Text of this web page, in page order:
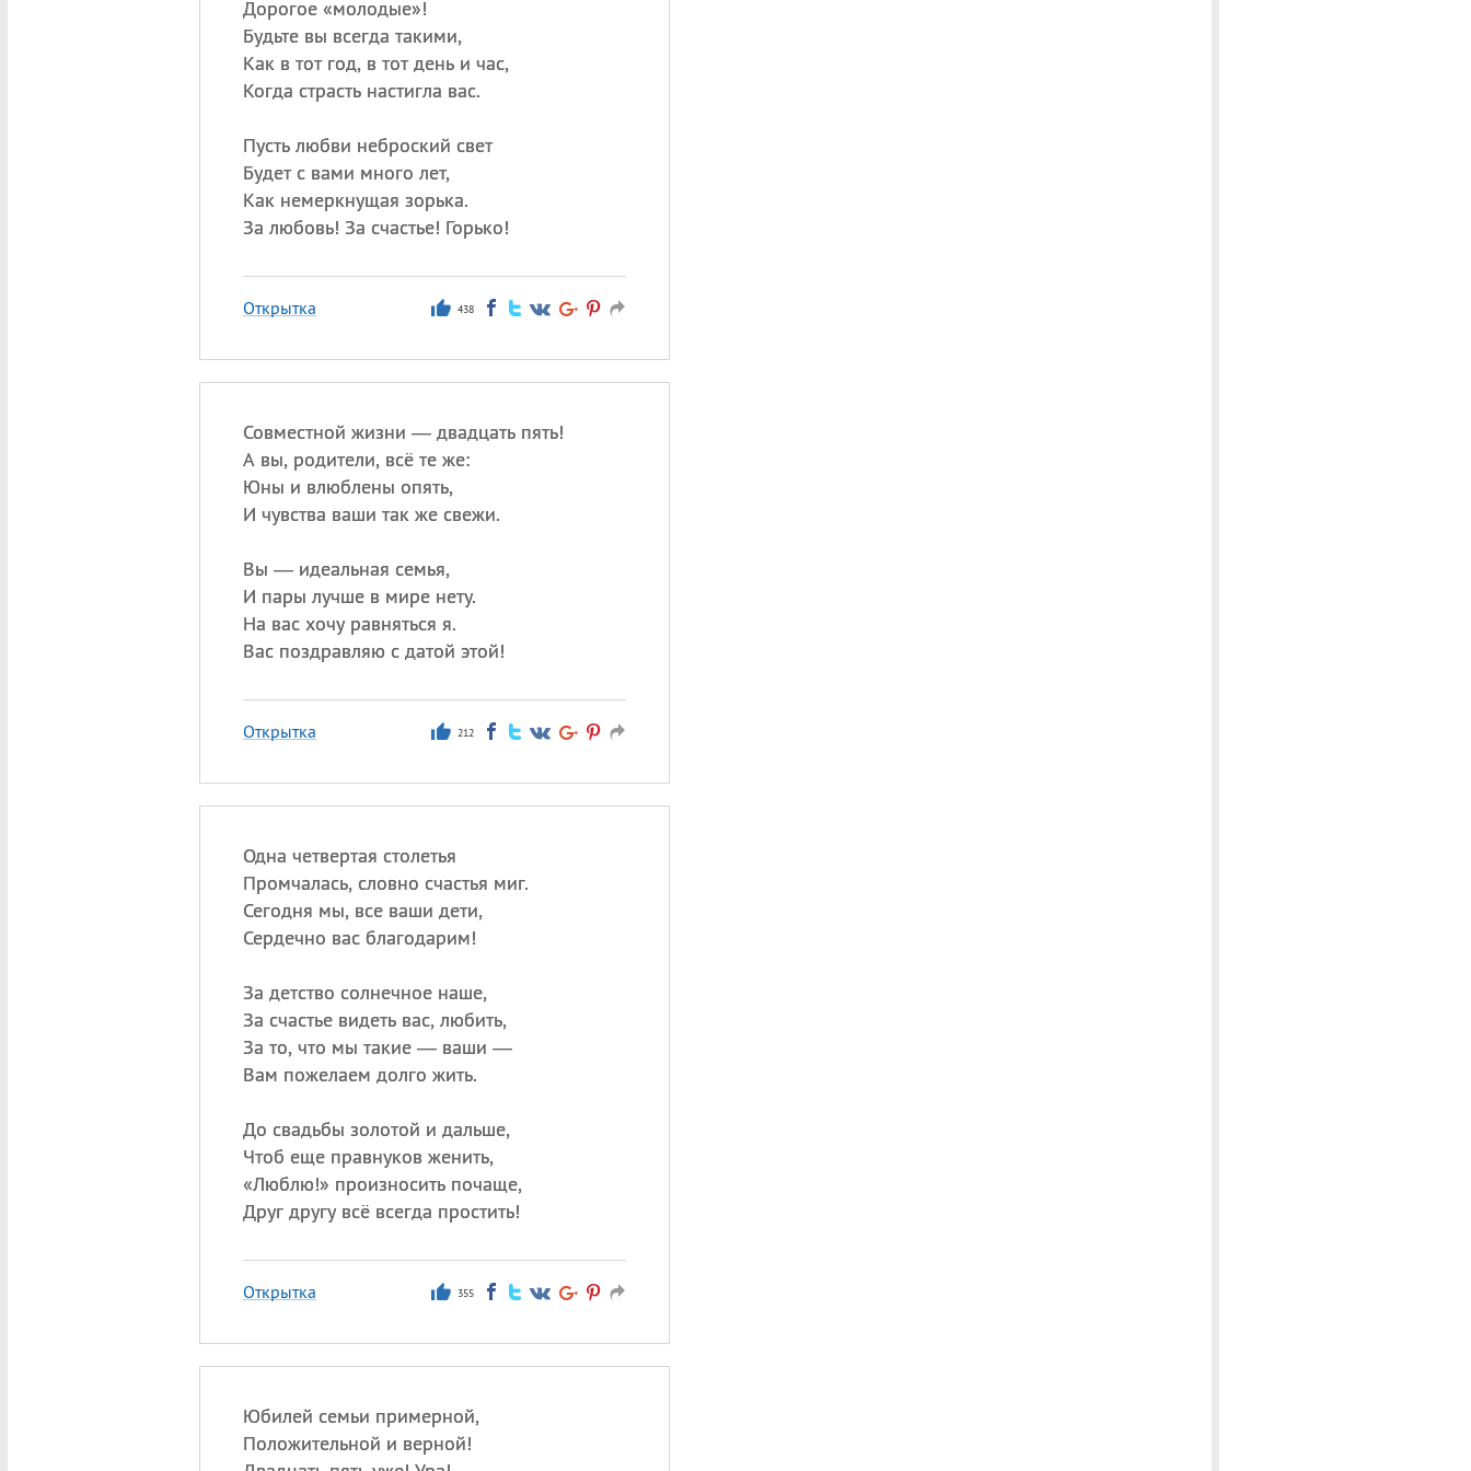
Дорогое «молодые»!
Будьте вы всегда такими,
Как в тот год, в тот день и час,
Когда страсть настигла вас.
Пусть любви неброский свет
Будет с вами много лет,
Как немеркнущая зорька.
За любовь! За счастье! Горько!
Открытка 438
Совместной жизни — двадцать пять!
А вы, родители, всё те же:
Юны и влюблены опять,
И чувства ваши так же свежи.
Вы — идеальная семья,
И пары лучше в мире нету.
На вас хочу равняться я.
Вас поздравляю с датой этой!
Открытка 212
Одна четвертая столетья
Промчалась, словно счастья миг.
Сегодня мы, все ваши дети,
Сердечно вас благодарим!
За детство солнечное наше,
За счастье видеть вас, любить,
За то, что мы такие — ваши —
Вам пожелаем долго жить.
До свадьбы золотой и дальше,
Чтоб еще правнуков женить,
«Люблю!» произносить почаще,
Друг другу всё всегда простить!
Открытка 355
Юбилей семьи примерной,
Положительной и верной!